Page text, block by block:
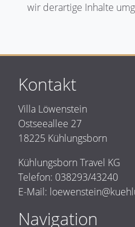
wir derartige Inhalte
Kontakt
Villa Löwenstein
Ostseeallee 27
18225 Kühlungsborn
Kühlungsborn Travel KG
Telefon: 038293/43240
E-Mail:
Navigation